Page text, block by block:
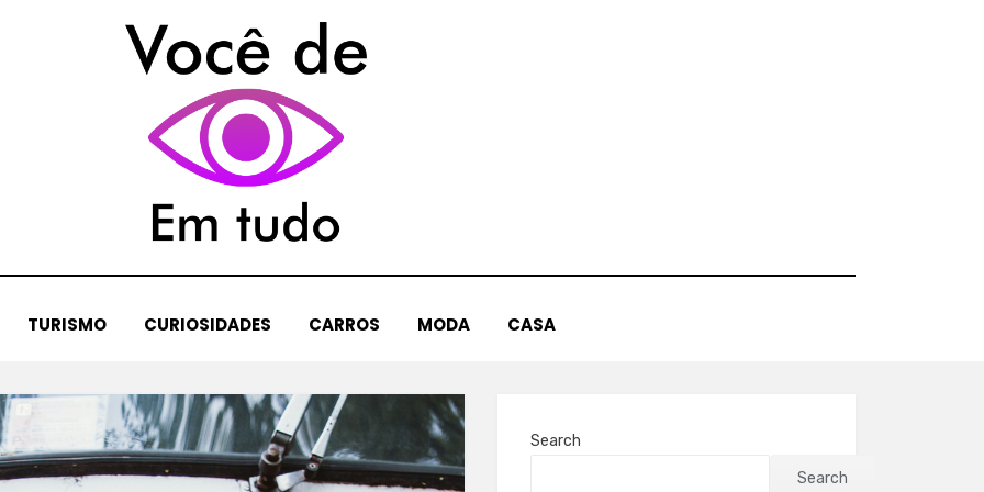
TURISMO CURIOSIDADES CARROS MODA CASA
Search
Search